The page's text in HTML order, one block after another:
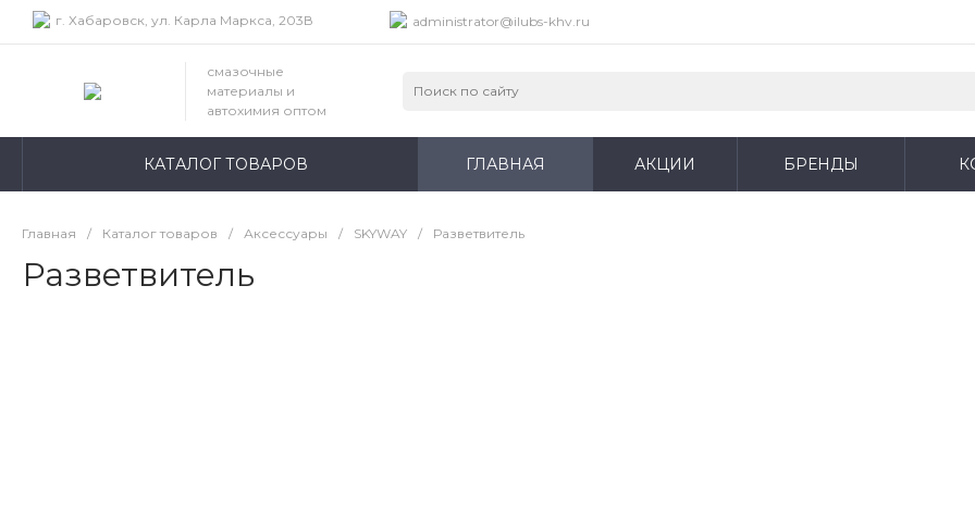
г. Хабаровск, ул. Карла Маркса, 203В administrator@ilubs-khv.ru
смазочные
материалы и
автохимия оптом
КАТАЛОГ ТОВАРОВ ГЛАВНАЯ АКЦИИ БРЕНДЫ
Главная / Каталог товаров / Аксессуары / SKYWAY / Разветвитель
Разветвитель